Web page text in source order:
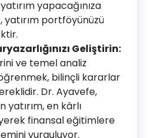
yapacağınıza
portföyünüzü
Geliştirin:
ve temel analiz
bilinçli kararlar
Dr. Ayavefe,
yatırım, en kârlı
finansal eğitimlere
vurguluyor.